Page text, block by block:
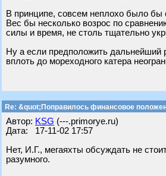
В принципе, совсем неплохо было бы
Вес бы несколько возрос по
силы и время, не столь тщательно
Ну а если предположить дальнейший
вплоть до мореходного катера
Re: &quot;Поправилось финансовое
Автор: KSG (---.primorye.ru)
Дата: 17-11-02 17:57
Нет, И.Г., мегаяхты обсуждать не
разумного.